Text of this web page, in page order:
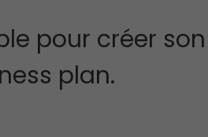
pour créer son
plan.